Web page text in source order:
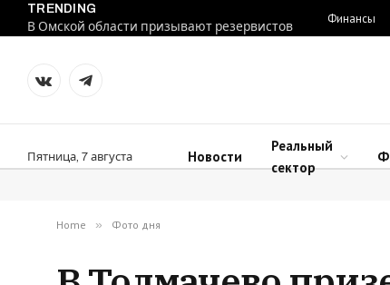
TRENDING
В Омской области призывают резервистов
Финансы
VKontakteTelegram
Пятница, 7 августа Новости
Реальный
сектор
Home » Фото дня